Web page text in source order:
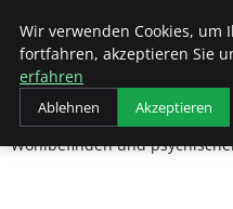
Beyond Surface
Startseite
Allgemein
LK Ansbach | Events zur
Wohlbefinden und
Wir verwenden Cookies, um
fortfahren, akzeptieren Sie
erfahren
Ablehnen Akzeptieren